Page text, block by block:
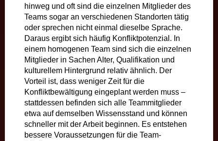
hinweg und oft sind die einzelnen Mitglieder des
Teams sogar an verschiedenen Standorten tätig
oder sprechen nicht einmal dieselbe Sprache.
Daraus ergibt sich häufig Konfliktpotenzial. In
einem homogenen Team sind sich die einzelnen
Mitglieder in Sachen Alter, Qualifikation und
kulturellem Hintergrund relativ ähnlich. Der
Vorteil ist, dass weniger Zeit für die
Konfliktbewältigung eingeplant werden muss –
stattdessen befinden sich alle Teammitglieder
etwa auf demselben Wissensstand und können
schneller mit der Arbeit beginnen. Es entstehen
bessere Voraussetzungen für die Team-